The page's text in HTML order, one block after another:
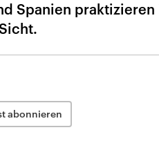
Spanien
abonnieren